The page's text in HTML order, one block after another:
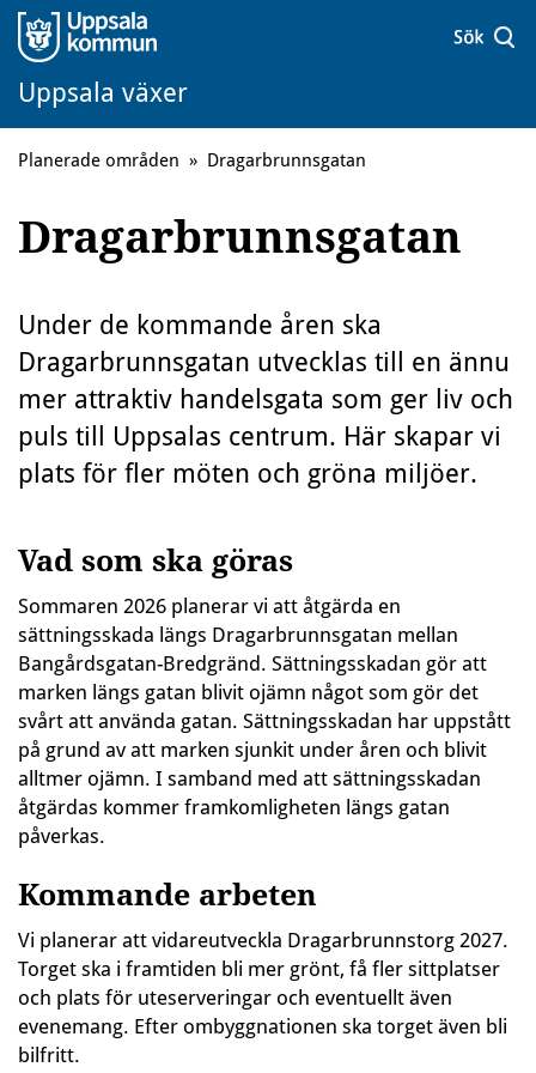
Uppsala växer
Planerade områden » Dragarbrunnsgatan
Dragarbrunnsgatan
Under de kommande åren ska
Dragarbrunnsgatan utvecklas till en ännu
mer attraktiv handelsgata som ger liv och
puls till Uppsalas centrum. Här skapar vi
plats för fler möten och gröna miljöer.
Vad som ska göras
Sommaren 2026 planerar vi att åtgärda en
sättningsskada längs Dragarbrunnsgatan mellan
Bangårdsgatan-Bredgränd. Sättningsskadan gör att
marken längs gatan blivit ojämn något som gör det
svårt att använda gatan. Sättningsskadan har uppstått
på grund av att marken sjunkit under åren och blivit
alltmer ojämn. I samband med att sättningsskadan
åtgärdas kommer framkomligheten längs gatan
påverkas.
Kommande arbeten
Vi planerar att vidareutveckla Dragarbrunnstorg 2027.
Torget ska i framtiden bli mer grönt, få fler sittplatser
och plats för uteserveringar och eventuellt även
evenemang. Efter ombyggnationen ska torget även bli
bilfritt.